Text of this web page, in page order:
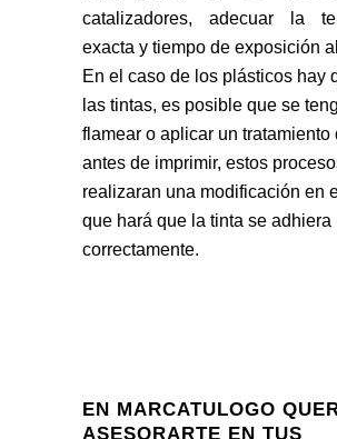
catalizadores, adecuar la
exacta y tiempo de exposición
En el caso de los plásticos hay
las tintas, es posible que se
flamear o aplicar un tratamiento
antes de imprimir, estos
realizaran una modificación en
que hará que la tinta se adhiera
correctamente.
EN MARCATULOGO
ASESORARTE EN TUS